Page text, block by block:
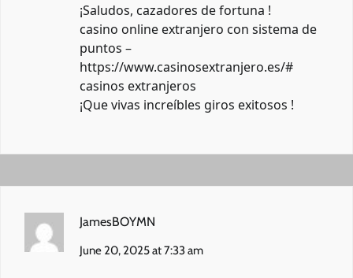
¡Saludos, cazadores de fortuna !
casino online extranjero con sistema de
puntos –
https://www.casinosextranjero.es/#
casinos extranjeros
¡Que vivas increíbles giros exitosos !
JamesBOYMN
June 20, 2025 at 7:33 am